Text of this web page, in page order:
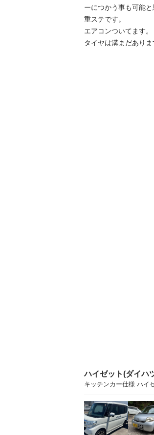
ーにつかう事も可能と
重ステです。
エアコンついてます。
タイヤは溝まだありま
ハイゼット(ダイハ
キッチンカー仕様 ハイ